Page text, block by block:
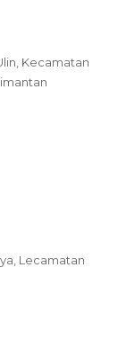
Kecamatan
Lecamatan